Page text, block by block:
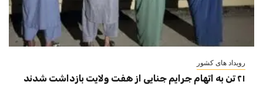
رویداد های کشور
۲۱ تن به اتهام جرایم جنایی از هفت ولایت بازداشت شدند